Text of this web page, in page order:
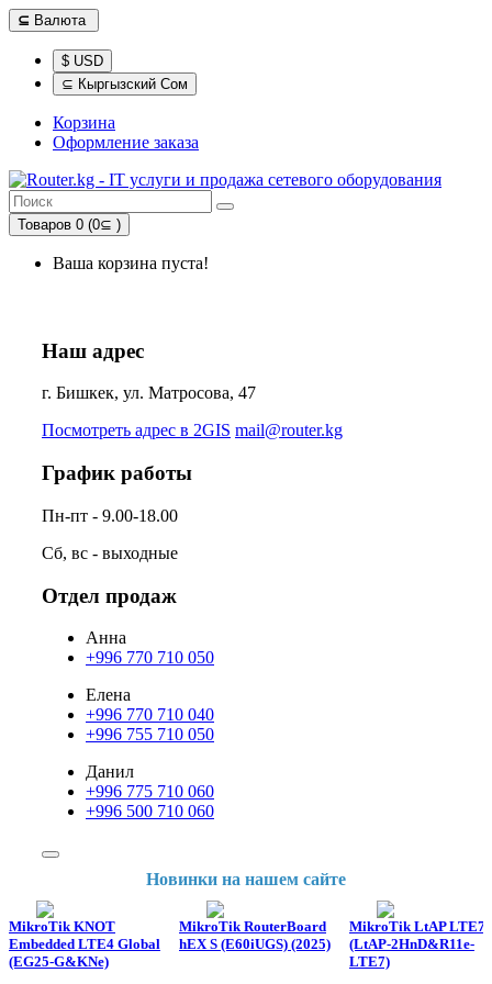
⊆ Валюта
$ USD
⊆ Кыргызский Сом
Корзина
Оформление заказа
Товаров 0 (0⊆ )
Ваша корзина пуста!
Наш адрес
г. Бишкек, ул. Матросова, 47
Посмотреть адрес в 2GIS mail@router.kg
График работы
Пн-пт - 9.00-18.00
Сб, вс - выходные
Отдел продаж
Анна
+996 770 710 050
Елена
+996 770 710 040
+996 755 710 050
Данил
+996 775 710 060
+996 500 710 060
Новинки на нашем сайте
MikroTik KNOT
Embedded LTE4 Global
(EG25-G&KNe)
MikroTik RouterBoard
hEX S (E60iUGS) (2025)
MikroTik LtAP LTE7
(LtAP-2HnD&R11e-
LTE7)